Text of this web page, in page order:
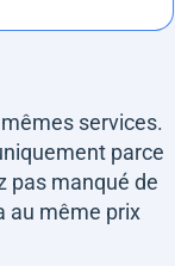
services.
parce
pas manqué de
au même prix